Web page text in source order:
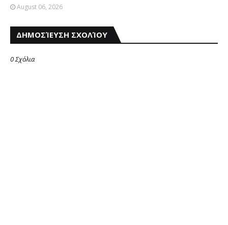
August 06, 2026
ΔΗΜΟΣΊΕΥΣΗ ΣΧΟΛΊΟΥ
0 Σχόλια